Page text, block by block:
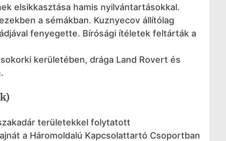
elsikkasztása hamis nyilvántartásokkal.
a sémákban. Kuznyecov állítólag
fenyegette. Bírósági ítéletek feltárták a
kerületében, drága Land Rovert és
területekkel folytatott
a Háromoldalú Kapcsolattartó Csoportban